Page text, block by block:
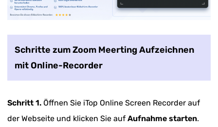
Schritte zum Zoom Meerting Aufzeichnen
mit Online-Recorder
Schritt 1. Öffnen Sie iTop Online Screen Recorder auf
der Webseite und klicken Sie auf Aufnahme starten.